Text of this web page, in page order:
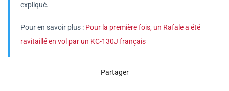
expliqué.
Pour en savoir plus : Pour la première fois, un Rafale a été
ravitaillé en vol par un KC-130J français
Partager